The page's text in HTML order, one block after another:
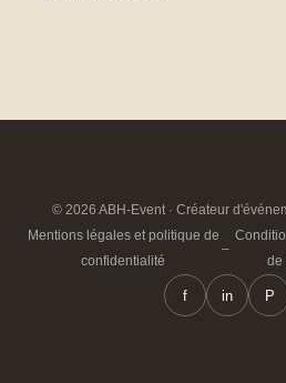
© 2026 ABH-Event · Créateur
Mentions légales et politique de
confidentialité
–
de
f in P